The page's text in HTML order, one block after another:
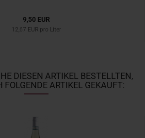
9,50 EUR
12,67 EUR pro Liter
DIESEN ARTIKEL BESTELLTEN,
FOLGENDE ARTIKEL GEKAUFT: